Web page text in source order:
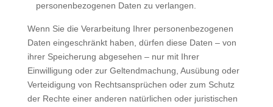
personenbezogenen Daten zu verlangen.
Wenn Sie die Verarbeitung Ihrer personenbezogenen
Daten eingeschränkt haben, dürfen diese Daten – von
ihrer Speicherung abgesehen – nur mit Ihrer
Einwilligung oder zur Geltendmachung, Ausübung oder
Verteidigung von Rechtsansprüchen oder zum Schutz
der Rechte einer anderen natürlichen oder juristischen